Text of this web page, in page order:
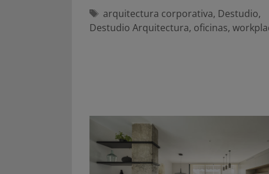
Etiquetas
arquitectura corporativa, Destudio,
Destudio Arquitectura, oficinas,